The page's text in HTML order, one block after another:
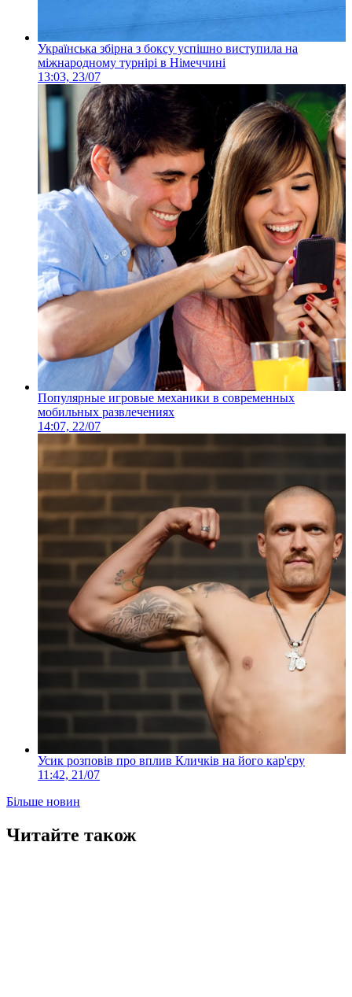
Українська збірна з боксу успішно виступила на
міжнародному турнірі в Німеччині
13:03, 23/07
Популярные игровые механики в современных
мобильных развлечениях
14:07, 22/07
Усик розповів про вплив Кличків на його кар'єру
11:42, 21/07
Більше новин
Читайте також